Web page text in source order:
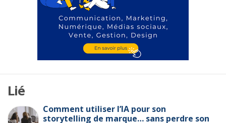
Lié
Comment utiliser l’IA pour son
storytelling de marque… sans perdre son